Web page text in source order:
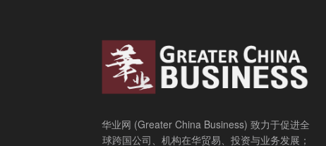
华业网 (Greater China Business) 致力于促进全
球跨国公司、机构在华贸易、投资与业务发展；